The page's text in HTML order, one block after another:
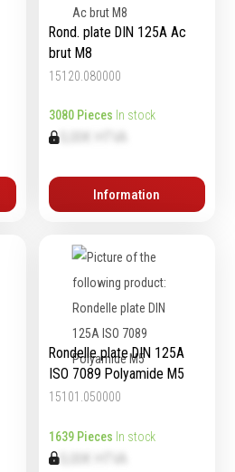
Rond. plate DIN 125A Ac
brut M8
15120.080000
3080 Pieces In stock
Information
Rondelle plate DIN 125A
ISO 7089 Polyamide M5
15101.050000
1639 Pieces In stock